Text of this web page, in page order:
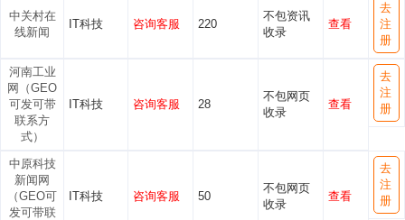
中关村在
线新闻
IT科技 咨询客服 220
不包资讯
收录
查看
去
注
册
河南工业
网（GEO
可发可带
联系方
式）
IT科技 咨询客服 28
不包网页
收录
查看
去
注
册
中原科技
新闻网
（GEO可
发可带联
IT科技 咨询客服 50
不包网页
收录
查看
去
注
册